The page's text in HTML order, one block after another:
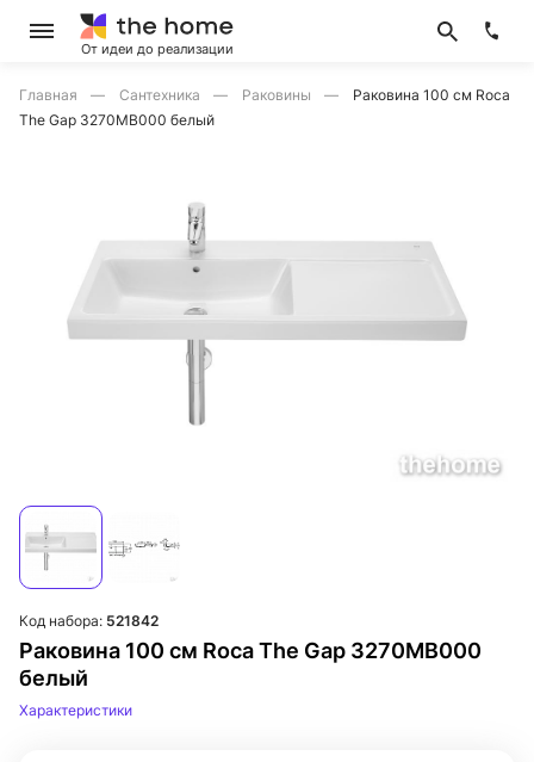
От идеи до реализации
Главная Сантехника Раковины
Раковина 100 см Roca
The Gap 3270MB000 белый
Раковина 100 см Roca The Gap 3270MB000
белый
Код набора: 521842
Характеристики